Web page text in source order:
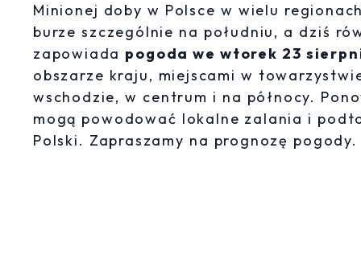
Minionej doby w Polsce w wielu
burze szczególnie na południu, a dziś
zapowiada pogoda we wtorek 23
obszarze kraju, miejscami w
wschodzie, w centrum i na północy.
mogą powodować lokalne zalania i
Polski. Zapraszamy na prognozę pogody.